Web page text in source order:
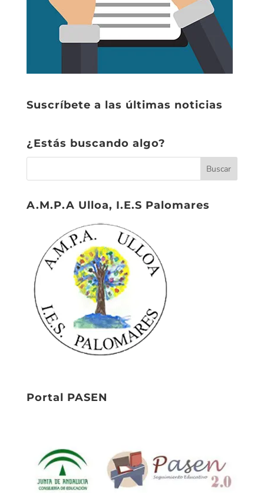
Suscríbete a las últimas noticias
¿Estás buscando algo?
A.M.P.A Ulloa, I.E.S Palomares
Portal PASEN